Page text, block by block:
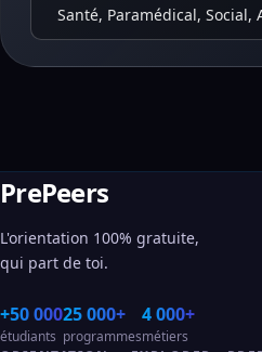
Santé, Paramédical, Social,
PrePeers
L'orientation 100% gratuite,
qui part de toi.
+50 000
étudiants
25 000+
programmes
4 000+
métiers